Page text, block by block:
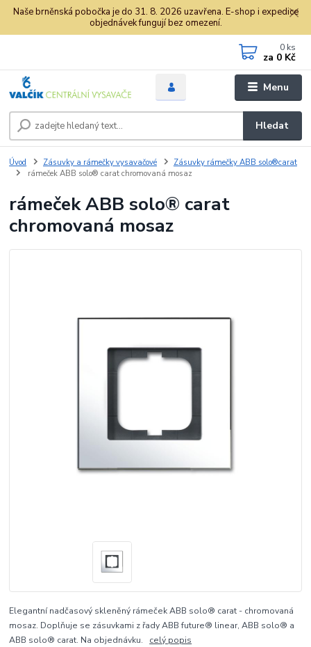
Naše brněnská pobočka je do 31. 8. 2026 uzavřena. E-shop i expedice
objednávek fungují bez omezení.
Menu
Hledat
0 ks
za 0 Kč
Úvod Zásuvky a rámečky vysavačové
Zásuvky rámečky ABB solo®carat
rámeček ABB solo® carat chromovaná mosaz
rámeček ABB solo® carat
chromovaná mosaz
Elegantní nadčasový skleněný rámeček ABB solo® carat - chromovaná
mosaz. Doplňuje se zásuvkami z řady ABB future® linear, ABB solo® a
ABB solo® carat. Na objednávku. celý popis